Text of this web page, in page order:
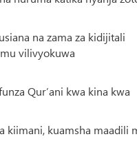
na zama za kidijitali
vilivyokuwa
Qur’ani kwa kina kwa
kiimani, kuamsha maadili